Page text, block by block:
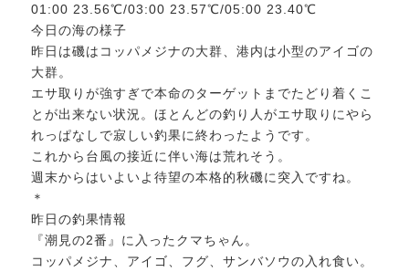
01:00 23.56℃/03:00 23.57℃/05:00 23.40℃
今日の海の様子
昨日は磯はコッパメジナの大群、港内は小型のアイゴの
大群。
エサ取りが強すぎで本命のターゲットまでたどり着くこ
とが出来ない状況。ほとんどの釣り人がエサ取りにやら
れっぱなしで寂しい釣果に終わったようです。
これから台風の接近に伴い海は荒れそう。
週末からはいよいよ待望の本格的秋磯に突入ですね。
＊
昨日の釣果情報
『潮見の2番』に入ったクマちゃん。
コッパメジナ、アイゴ、フグ、サンバソウの入れ食い。